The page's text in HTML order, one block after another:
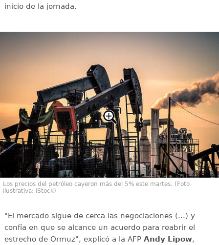
inicio de la jornada.
Los precios del petróleo cayeron más del 5% este martes. (Foto
ilustrativa: iStock)
"El mercado sigue de cerca las negociaciones (...) y
confía en que se alcance un acuerdo para reabrir el
estrecho de Ormuz", explicó a la AFP Andy Lipow,